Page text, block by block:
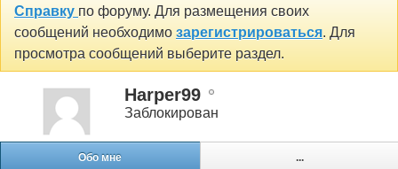
Справку по форуму. Для размещения своих
сообщений необходимо зарегистрироваться. Для
просмотра сообщений выберите раздел.
Harper99
Заблокирован
Обо мне ...